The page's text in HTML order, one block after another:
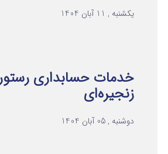
یکشنبه , 11 آبان 1404
خدمات حسابداری
زنجیره‌ای
دوشنبه , 05 آبان 1404